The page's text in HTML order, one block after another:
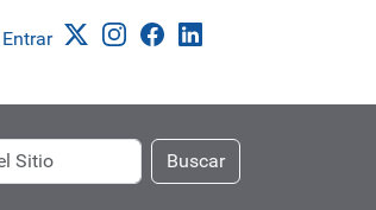
Entrar
Buscar